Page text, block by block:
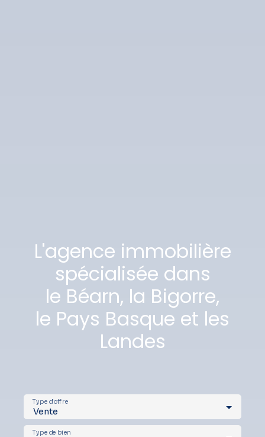
L'agence immobilière
spécialisée dans
le Béarn, la Bigorre,
le Pays Basque et les
Landes
Vente
Type d'offre
Type de bien